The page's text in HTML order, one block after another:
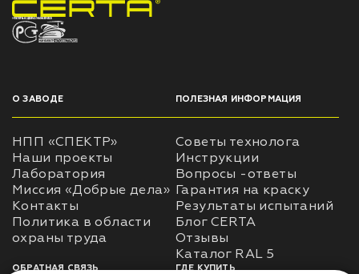
НПП «СПЕКТР» ЗАВОД ЛАКОКРАСОЧНЫХ МАТЕРИАЛОВ
О ЗАВОДЕ
НПП «СПЕКТР»
Наши проекты
Лаборатория
Миссия «Добрые дела»
Контакты
Политика в области
ПОЛЕЗНАЯ ИНФОРМАЦИЯ
Советы технолога
Инструкции
Вопросы -ответы
Гарантия на краску
Результаты испытаний
Блог CERTA
Отзывы
Каталог RAL 5
ОБРАТНАЯ СВЯЗЬ ГДЕ КУПИТЬ